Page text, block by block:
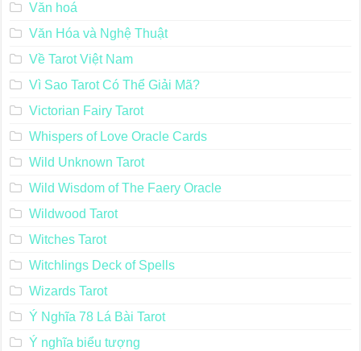
Văn hoá
Văn Hóa và Nghệ Thuật
Về Tarot Việt Nam
Vì Sao Tarot Có Thể Giải Mã?
Victorian Fairy Tarot
Whispers of Love Oracle Cards
Wild Unknown Tarot
Wild Wisdom of The Faery Oracle
Wildwood Tarot
Witches Tarot
Witchlings Deck of Spells
Wizards Tarot
Ý Nghĩa 78 Lá Bài Tarot
Ý nghĩa biểu tượng